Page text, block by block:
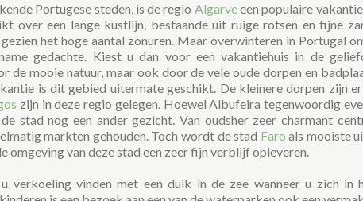
Portugese steden, is de regio Algarveeen populaire
over een lange kustlijn, bestaande uit ruige rotsen en fijne
het hoge aantal zonuren. Maar overwinteren in Portugal
gedachte. Kiest u dan voor een vakantiehuis in de
de mooie natuur, maar ook door de vele oude dorpen en
is dit gebied uitermate geschikt. De kleinere dorpen zijn
zijn in deze regio gelegen. Hoewel Albufeira tegenwoordig
stad nog een ander gezicht. Van oudsher zeer charmant
markten gehouden. Toch wordt de stad Faro als mooiste
omgeving van deze stad een zeer fijn verblijf opleveren.
verkoeling vinden met een duik in de zee wanneer u zich